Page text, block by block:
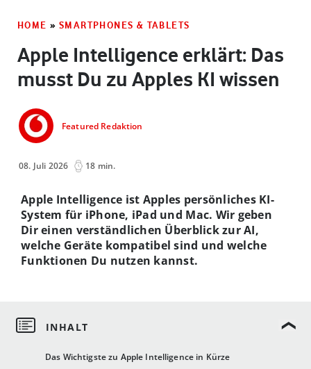
HOME » SMARTPHONES & TABLETS
Apple Intelligence erklärt: Das
musst Du zu Apples KI wissen
Featured Redaktion
08. Juli 2026 18 min.
Das Wichtigste zu Apple Intelligence in Kürze
Apple Intelligence ist Apples persönliches KI-
System für iPhone, iPad und Mac. Wir geben
Dir einen verständlichen Überblick zur AI,
welche Geräte kompatibel sind und welche
Funktionen Du nutzen kannst.